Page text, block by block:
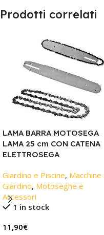
Prodotti correlati
LAMA BARRA MOTOSEGA
LAMA 25 cm CON CATENA
ELETTROSEGA
Giardino e Piscine, Macchine
Giardino, Motoseghe e
Accessori
1 in stock
11,90€